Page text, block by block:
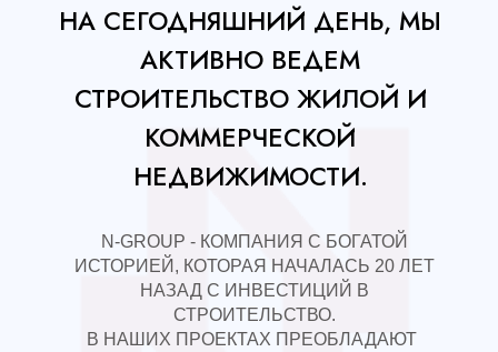
N-GROUP - КОМПАНИЯ С БОГАТОЙ
ИСТОРИЕЙ, КОТОРАЯ НАЧАЛАСЬ 20 ЛЕТ
НАЗАД С ИНВЕСТИЦИЙ В
СТРОИТЕЛЬСТВО.
НА СЕГОДНЯШНИЙ ДЕНЬ, МЫ
АКТИВНО ВЕДЕМ
СТРОИТЕЛЬСТВО ЖИЛОЙ И
КОММЕРЧЕСКОЙ
НЕДВИЖИМОСТИ.
В НАШИХ ПРОЕКТАХ ПРЕОБЛАДАЮТ